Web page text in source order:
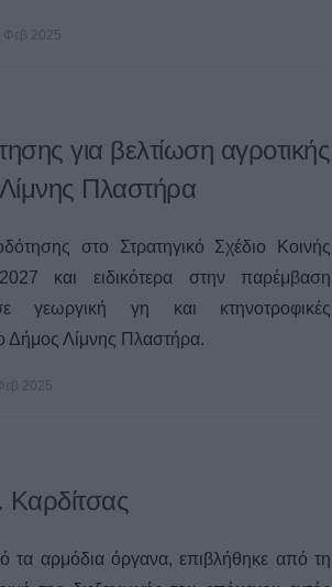
Φεβ 2025
για βελτίωση αγροτικής
Πλαστήρα
στο Στρατηγικό Σχέδιο Κοινής
και ειδικότερα στην παρέμβαση
γεωργική γη και κτηνοτροφικές
Δήμος Λίμνης Πλαστήρα.
2025
αρμόδια όργανα, επιβλήθηκε από τη